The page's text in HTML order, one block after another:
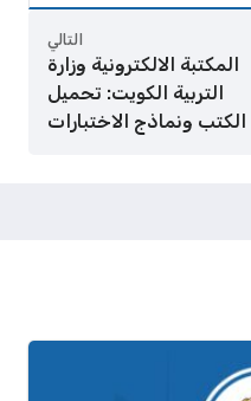
التالي
المكتبة الالكترونية وزارة
التربية الكويت: تحميل
الكتب ونماذج الاختبارات